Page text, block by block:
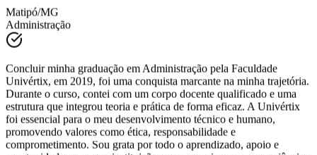
Brenda Gomes
Matipó/MG
Administração
Concluir minha graduação em Administração pela Faculdade
Univértix, em 2019, foi uma conquista marcante na minha trajetória.
Durante o curso, contei com um corpo docente qualificado e uma
estrutura que integrou teoria e prática de forma eficaz. A Univértix
foi essencial para o meu desenvolvimento técnico e humano,